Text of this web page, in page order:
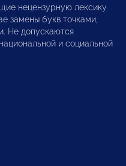
нецензурную лексику
замены букв точками,
Не допускаются
и социальной